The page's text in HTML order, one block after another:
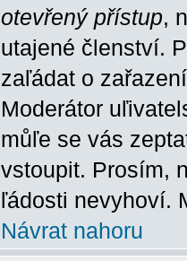
otevřený přístup,
utajené členství.
zaľádat o
Moderátor
můľe se vás
vstoupit. Prosím,
ľádosti nevyhoví.
Návrat nahoru